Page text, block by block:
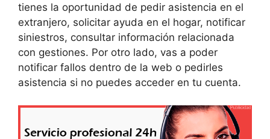
tienes la oportunidad de pedir asistencia en el
extranjero, solicitar ayuda en el hogar, notificar
siniestros, consultar información relacionada
con gestiones. Por otro lado, vas a poder
notificar fallos dentro de la web o pedirles
asistencia si no puedes acceder en tu cuenta.